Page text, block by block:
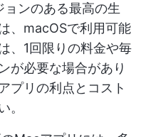
ョンのある最高の生
、macOSで利用可能
、1回限りの料金や毎
が必要な場合があり
プリの利点とコスト
。